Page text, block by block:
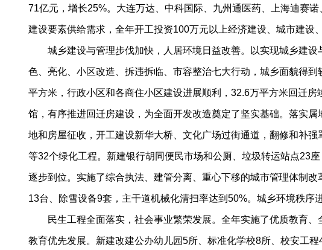
71亿元，增长25%。大连万达、中科国际、九州通医药、上海迪赛
建设要素供给需求，全年开工投资100万元以上经济建设、城市建设
城乡建设与管理步伐加快，人居环境日益改善。以实现城乡建设
色、亮化、小区改造、拆违拆临、市容整治七大行动，城乡面貌得
平方米，行政小区和各商住小区建设进展顺利，32.6万平方米回迁
馆，有序推进回迁房建设，为全面开发改造奠定了坚实基础。落实
地和房屋征收，开工建设新华大桥、文化广场过街通道，翻修和补
等32个绿化工程。新建银行胡同便民市场和公厕、垃圾转运站点23
逐步到位。实施了综合执法、建管分离、重心下移的城市管理体制
13台、除雪设备9套，主干道机械化清扫率达到50%。城乡环境秩序
民生工程全面落实，社会事业繁荣发展。全年实施了优质教育、
教育优先发展。新建改建公办幼儿园5所、标准化学校8所、校安工